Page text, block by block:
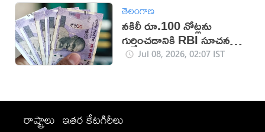
తెలంగాణ
నకిలీ రూ.100 నోట్లను
గుర్తించడానికి RBI సూచనలు
ఇవే!Jul 08, 2026, 02:07 IST
రాష్ట్రాలు ఇతర కేటగిరీలు